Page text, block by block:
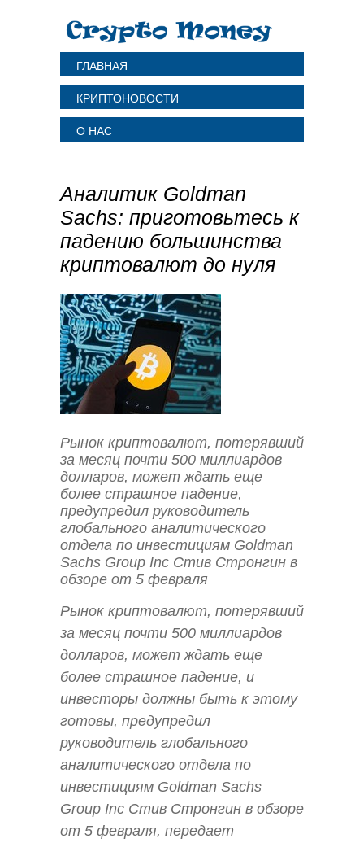
ГЛАВНАЯ
КРИПТОНОВОСТИ
О НАС
Аналитик Goldman
Sachs: приготовьтесь к
падению большинства
криптовалют до нуля
Рынок криптовалют, потерявший
за месяц почти 500 миллиардов
долларов, может ждать еще
более страшное падение,
предупредил руководитель
глобального аналитического
отдела по инвестициям Goldman
Sachs Group Inc Стив Стронгин в
обзоре от 5 февраля
Рынок криптовалют, потерявший
за месяц почти 500 миллиардов
долларов, может ждать еще
более страшное падение, и
инвесторы должны быть к этому
готовы, предупредил
руководитель глобального
аналитического отдела по
инвестициям Goldman Sachs
Group Inc Стив Стронгин в обзоре
от 5 февраля, передает